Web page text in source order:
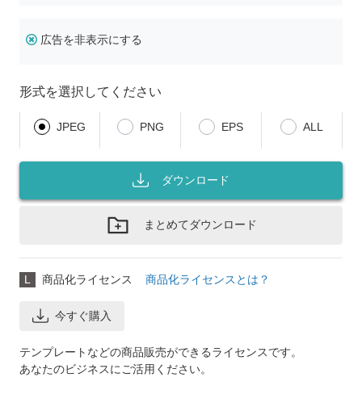
広告を非表示にする
形式を選択してください
JPEG PNG EPS ALL
ダウンロード
まとめてダウンロード
L 商品化ライセンス 商品化ライセンスとは？
今すぐ購入
テンプレートなどの商品販売ができるライセンスです。
あなたのビジネスにご活用ください。